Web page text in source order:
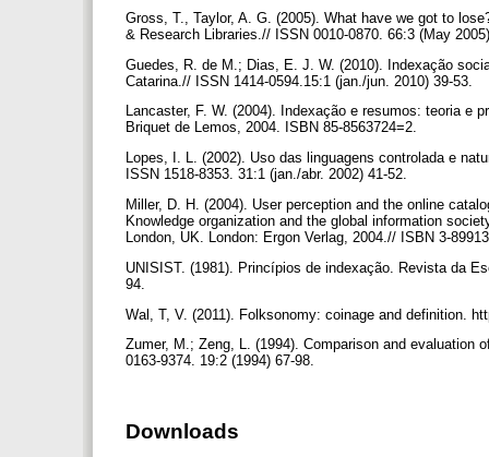
Gross, T., Taylor, A. G. (2005). What have we got to
& Research Libraries.// ISSN 0010-0870. 66:3 (May
Guedes, R. de M.; Dias, E. J. W. (2010). Indexação
Catarina.// ISSN 1414-0594.15:1 (jan./jun. 2010) 39-53.
Lancaster, F. W. (2004). Indexação e resumos: teoria e
Briquet de Lemos, 2004. ISBN 85-8563724=2.
Lopes, I. L. (2002). Uso das linguagens controlada e
ISSN 1518-8353. 31:1 (jan./abr. 2002) 41-52.
Miller, D. H. (2004). User perception and the online
Knowledge organization and the global information
London, UK. London: Ergon Verlag, 2004.// ISBN 3-
UNISIST. (1981). Princípios de indexação. Revista da
94.
Wal, T, V. (2011). Folksonomy: coinage and definition.
Zumer, M.; Zeng, L. (1994). Comparison and evaluation
0163-9374. 19:2 (1994) 67-98.
Downloads